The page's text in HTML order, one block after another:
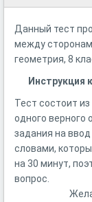
Данный тест
между
геометрия, 8
Инструкция
Тест состоит
одного верного
задания на
словами,
на 30 минут,
вопрос.